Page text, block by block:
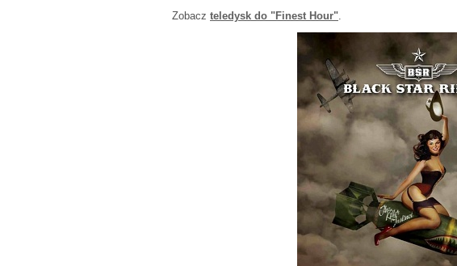
Zobacz teledysk do "Finest Hour"